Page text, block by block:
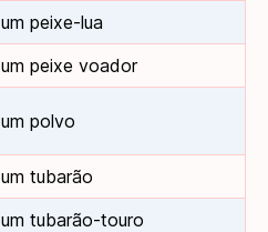
um peixe-lua
um peixe voador
um polvo
um tubarão
um tubarão-touro